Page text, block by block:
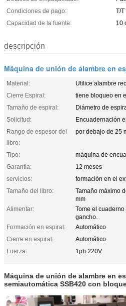
Condiciones de pago:
T/T
Capacidad de la fuente:
10
descripción
Máquina de unión de alambre en
Material:
Utilice alambre
Cierre Espiral:
tiene bloqueo en
Tamaño de espiral:
Diámetro de
Solicitud:
Encuadernación
Rango de espesor del
libro:
por debajo de 25
Tipo:
máquina de
Garantía:
12 meses
servicios:
formación en el
Tamaño del libro:
Tamaño máximo
mm
Alimentar:
Tome el
gancho.
Formación en espiral:
Automático
Cierre en espiral:
Automático
Fuerza:
1ph 220V
Máquina de unión de alambre en
semiautomática SSB420 con